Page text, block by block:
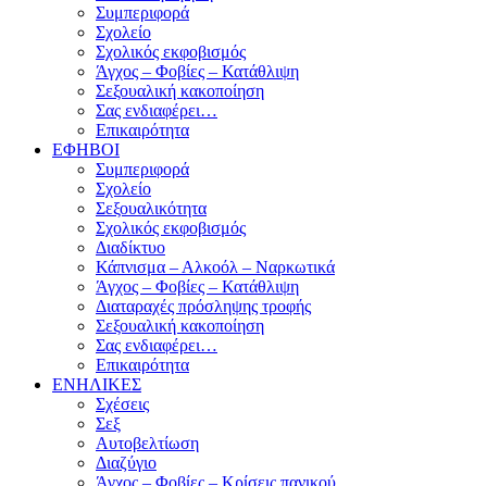
Συμπεριφορά
Σχολείο
Σχολικός εκφοβισμός
Άγχος – Φοβίες – Κατάθλιψη
Σεξουαλική κακοποίηση
Σας ενδιαφέρει…
Επικαιρότητα
ΕΦΗΒΟΙ
Συμπεριφορά
Σχολείο
Σεξουαλικότητα
Σχολικός εκφοβισμός
Διαδίκτυο
Κάπνισμα – Αλκοόλ – Ναρκωτικά
Άγχος – Φοβίες – Κατάθλιψη
Διαταραχές πρόσληψης τροφής
Σεξουαλική κακοποίηση
Σας ενδιαφέρει…
Επικαιρότητα
ΕΝΗΛΙΚΕΣ
Σχέσεις
Σεξ
Αυτοβελτίωση
Διαζύγιο
Άγχος – Φοβίες – Κρίσεις πανικού